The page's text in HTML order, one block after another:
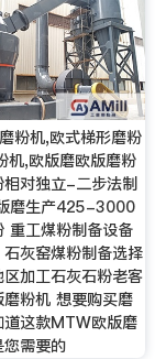
粉机,欧式梯形磨粉
机,欧版磨欧版磨粉
相对独立-二步法制
磨生产425-3000
重工煤粉制备设备
灰窑煤粉制备选择
加工石灰石粉老客
粉机 想要购买磨
道这款MTW欧版磨
您需要的